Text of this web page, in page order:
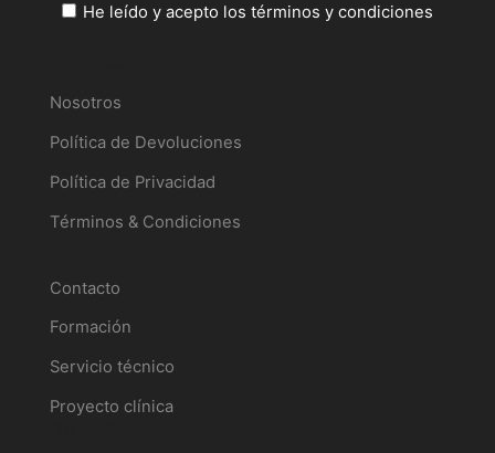
He leído y acepto los términos y condiciones
Nosotros
Política de Devoluciones
Política de Privacidad
Términos & Condiciones
Contacto
Formación
Servicio técnico
Proyecto clínica